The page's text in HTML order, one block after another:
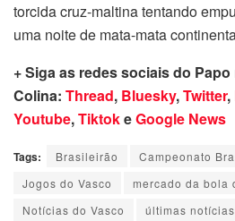
torcida cruz-maltina tentando
uma noite de mata-mata
+ Siga as redes sociais do Papo
Colina: Thread, Bluesky,Twitter,
Youtube,TiktokeGoogle News
Tags: Brasileirão Campeonato
Jogos do Vasco
mercado da bola
Notícias do Vasco
últimas